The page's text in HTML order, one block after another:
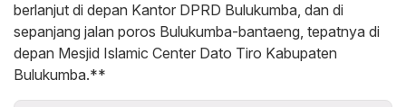
berlanjut di depan Kantor DPRD Bulukumba, dan di
sepanjang jalan poros Bulukumba-bantaeng, tepatnya di
depan Mesjid Islamic Center Dato Tiro Kabupaten
Bulukumba.**